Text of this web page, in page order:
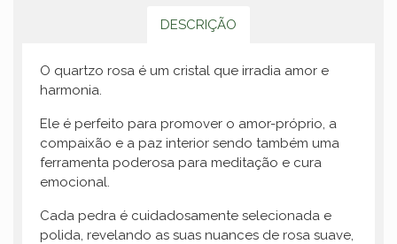
DESCRIÇÃO
O quartzo rosa é um cristal que irradia amor e
harmonia.
Ele é perfeito para promover o amor-próprio, a
compaixão e a paz interior sendo também uma
ferramenta poderosa para meditação e cura
emocional.
Cada pedra é cuidadosamente selecionada e
polida, revelando as suas nuances de rosa suave,